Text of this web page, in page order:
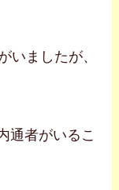
いましたが、
通者がいるこ